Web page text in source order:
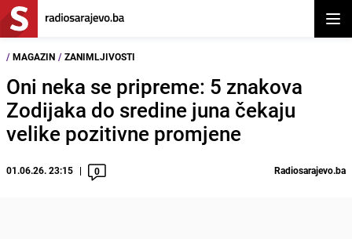
/ MAGAZIN / ZANIMLJIVOSTI
Oni neka se pripreme: 5 znakova
Zodijaka do sredine juna čekaju
velike pozitivne promjene
01.06.26. 23:15 0 Radiosarajevo.ba